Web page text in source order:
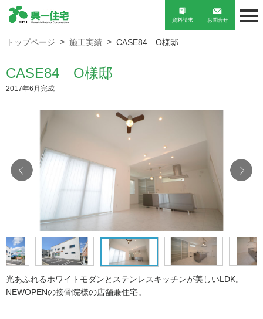
資料請求 お問合せ
トップページ 施工実績 CASE84 O様邸
CASE84 O様邸
2017年6月完成
光あふれるホワイトモダンとステンレスキッチンが美しいLDK。
NEWOPENの接骨院様の店舗兼住宅。